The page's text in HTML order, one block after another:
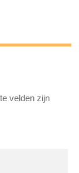
velden zijn